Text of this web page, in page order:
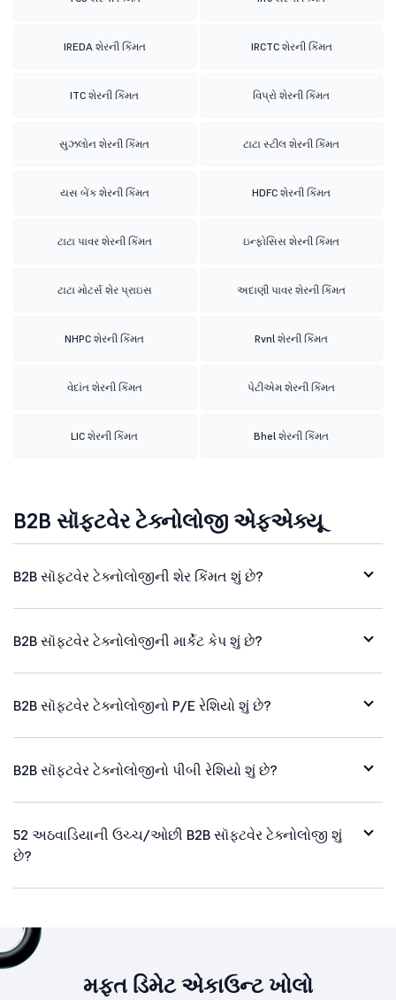
IREDA શેરની કિંમત IRCTC શેરની કિંમત
ITC શેરની કિંમત વિપ્રો શેરની કિંમત
સુઝલોન શેરની કિંમત ટાટા સ્ટીલ શેરની કિંમત
યસ બેંક શેરની કિંમત HDFC શેરની કિંમત
ટાટા પાવર શેરની કિંમત ઇન્ફોસિસ શેરની કિંમત
ટાટા મોટર્સ શેર પ્રાઇસ અદાણી પાવર શેરની કિંમત
NHPC શેરની કિંમત Rvnl શેરની કિંમત
વેદાંત શેરની કિંમત પેટીએમ શેરની કિંમત
LIC શેરની કિંમત Bhel શેરની કિંમત
B2B સૉફ્ટવેર ટેક્નોલોજી એફએક્યૂ
B2B સૉફ્ટવેર ટેક્નોલોજીની શેર કિંમત શું છે?
B2B સૉફ્ટવેર ટેક્નોલોજીની માર્કેટ કેપ શું છે?
B2B સૉફ્ટવેર ટેક્નોલોજીનો P/E રેશિયો શું છે?
B2B સૉફ્ટવેર ટેક્નોલોજીનો પીબી રેશિયો શું છે?
52 અઠવાડિયાની ઉચ્ચ/ઓછી B2B સૉફ્ટવેર ટેક્નોલોજી શું
છે?
મફત ડિમેટ એકાઉન્ટ ખોલો